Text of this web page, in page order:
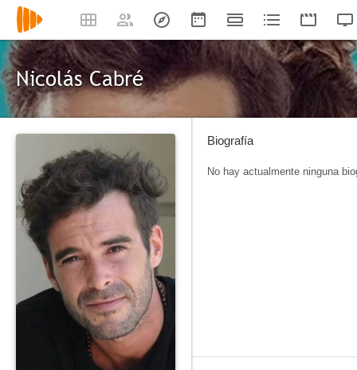
Nicolás Cabré
Biografía
No hay actualmente ninguna